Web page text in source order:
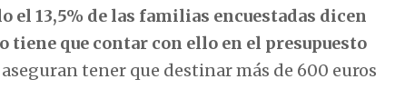
el 13,5% de las familias encuestadas dicen
que contar con ello en el presupuesto
tener que destinar más de 600 euros